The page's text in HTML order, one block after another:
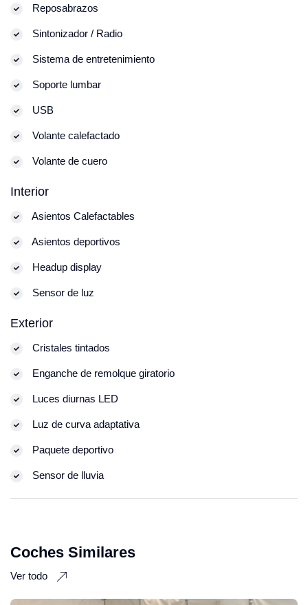
Reposabrazos
Sintonizador / Radio
Sistema de entretenimiento
Soporte lumbar
USB
Volante calefactado
Volante de cuero
Interior
Asientos Calefactables
Asientos deportivos
Headup display
Sensor de luz
Exterior
Cristales tintados
Enganche de remolque giratorio
Luces diurnas LED
Luz de curva adaptativa
Paquete deportivo
Sensor de lluvia
Coches Similares
Ver todo